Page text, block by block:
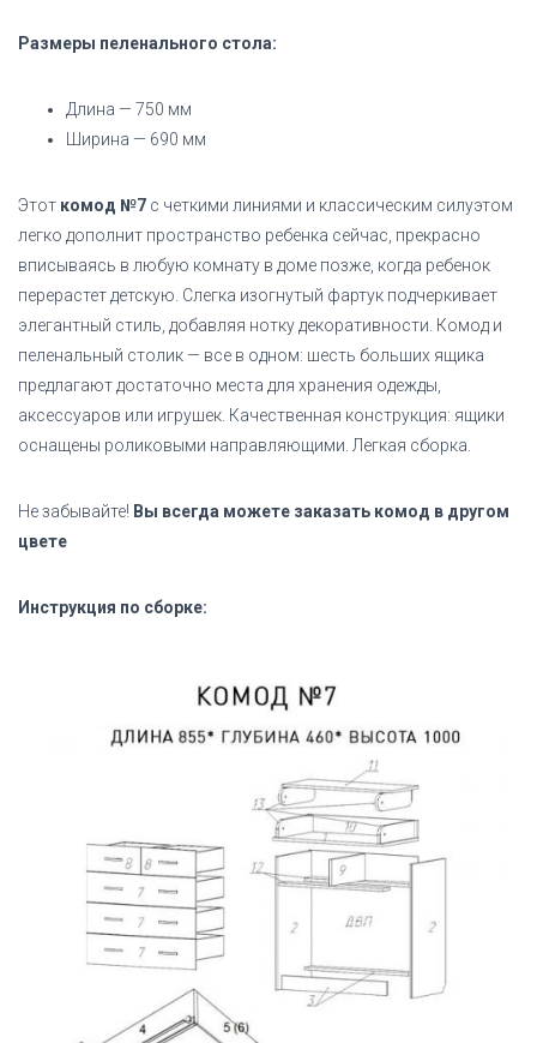
Размеры пеленального стола:
Длина — 750 мм
Ширина — 690 мм
Этот комод №7 с четкими линиями и классическим силуэтом
легко дополнит пространство ребенка сейчас, прекрасно
вписываясь в любую комнату в доме позже, когда ребенок
перерастет детскую. Слегка изогнутый фартук подчеркивает
элегантный стиль, добавляя нотку декоративности. Комод и
пеленальный столик — все в одном: шесть больших ящика
предлагают достаточно места для хранения одежды,
аксессуаров или игрушек. Качественная конструкция: ящики
оснащены роликовыми направляющими. Легкая сборка.
Не забывайте! Вы всегда можете заказать комод в другом
цвете
Инструкция по сборке: